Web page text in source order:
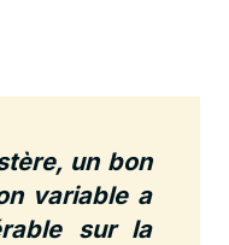
un bon
variable a
sur la